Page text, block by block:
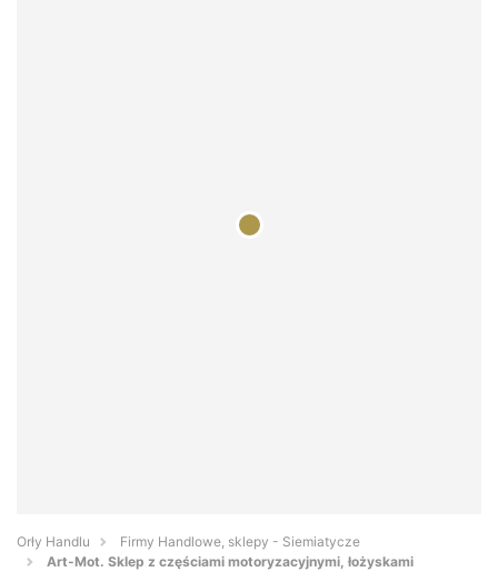
Orły Handlu
Firmy Handlowe, sklepy - Siemiatycze
Art-Mot. Sklep z częściami motoryzacyjnymi, łożyskami